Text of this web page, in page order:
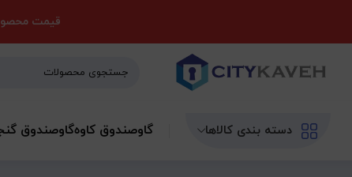
دسته بندی کالاها گاوصندوق کاوهگاوصندوق
قیمت